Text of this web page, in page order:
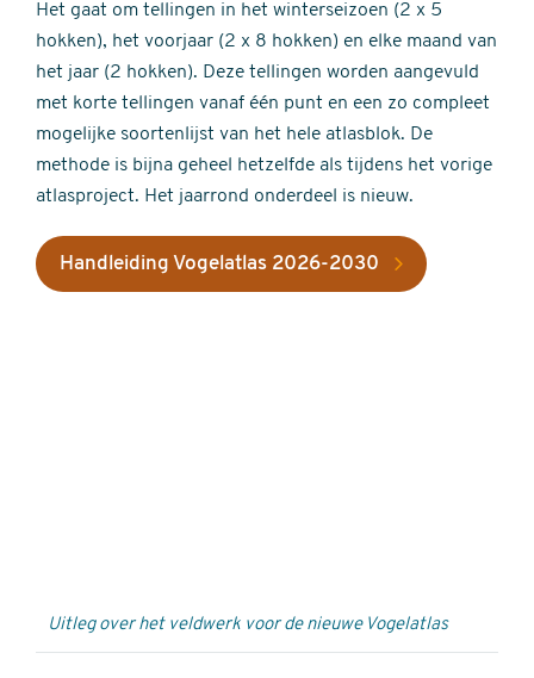
Het gaat om tellingen in het winterseizoen (2 x 5
hokken), het voorjaar (2 x 8 hokken) en elke maand van
het jaar (2 hokken). Deze tellingen worden aangevuld
met korte tellingen vanaf één punt en een zo compleet
mogelijke soortenlijst van het hele atlasblok. De
methode is bijna geheel hetzelfde als tijdens het vorige
atlasproject. Het jaarrond onderdeel is nieuw.
Handleiding Vogelatlas 2026-2030
Uitleg over het veldwerk voor de nieuwe Vogelatlas